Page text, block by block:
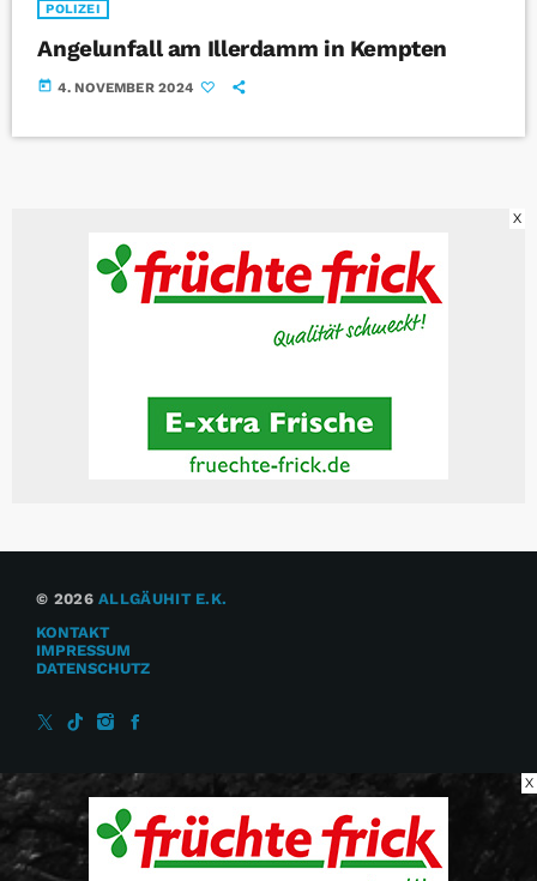
POLIZEI
Angelunfall am Illerdamm in Kempten
today 4. NOVEMBER 2024
X
© 2026ALLGÄUHIT E.K.
KONTAKT
IMPRESSUM
DATENSCHUTZ
X